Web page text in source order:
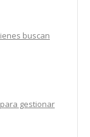
buscan
gestionar